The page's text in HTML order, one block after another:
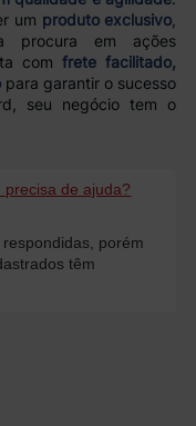
um produto exclusivo
procura em ações
com frete facilitado,
para garantir o sucesso
seu negócio tem o
de ajuda?
porém
têm